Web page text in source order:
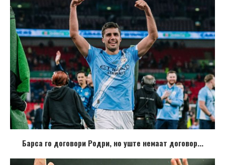
Барса го договори Родри, но уште немаат договор...